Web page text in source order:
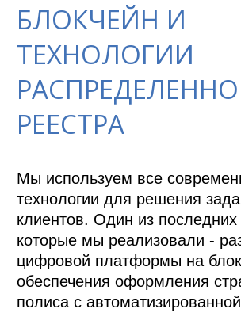
БЛОКЧЕЙН И
ТЕХНОЛОГИИ
РЕЕСТРА
Мы используем все
технологии для решения
клиентов. Один из последних
которые мы реализовали -
цифровой платформы на
обеспечения оформления
полиса с